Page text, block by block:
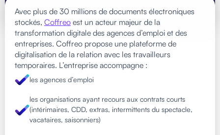
Avec plus de 30 millions de documents électroniques
stockés, Coffreo est un acteur majeur de la
transformation digitale des agences d’emploi et des
entreprises. Coffreo propose une plateforme de
digitalisation de la relation avec les travailleurs
temporaires. L’entreprise accompagne :
les agences d’emploi
les organisations ayant recours aux contrats courts
(intérimaires, CDD, extras, intermittents du spectacle,
vacataires, saisonniers)